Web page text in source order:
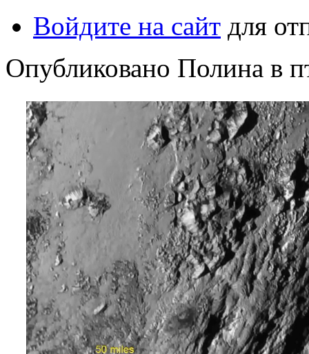
Войдите на сайт для
Опубликовано Полина в